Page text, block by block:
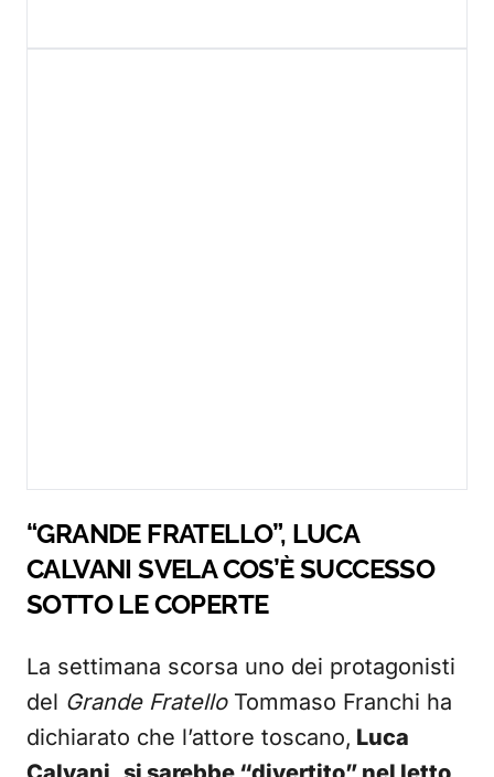
“GRANDE FRATELLO”, LUCA
CALVANI SVELA COS’È SUCCESSO
SOTTO LE COPERTE
La settimana scorsa uno dei protagonisti
del Grande FratelloTommaso Franchi ha
dichiarato che l’attore toscano, Luca